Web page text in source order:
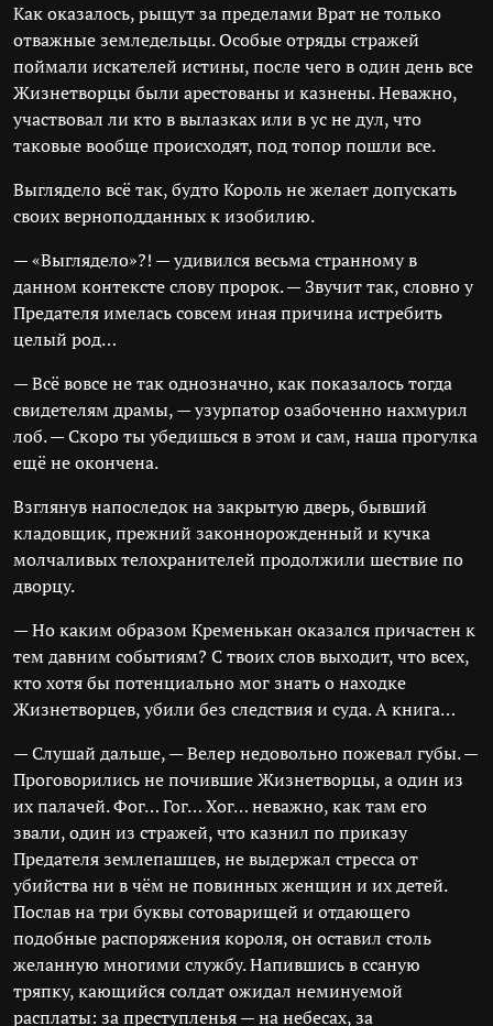
Как оказалось, рыщут за пределами Врат не только
отважные земледельцы. Особые отряды стражей
поймали искателей истины, после чего в один день все
Жизнетворцы были арестованы и казнены. Неважно,
участвовал ли кто в вылазках или в ус не дул, что
таковые вообще происходят, под топор пошли все.
Выглядело всё так, будто Король не желает допускать
своих верноподданных к изобилию.
— «Выглядело»?! — удивился весьма странному в
данном контексте слову пророк. — Звучит так, словно у
Предателя имелась совсем иная причина истребить
целый род…
— Всё вовсе не так однозначно, как показалось тогда
свидетелям драмы, — узурпатор озабоченно нахмурил
лоб. — Скоро ты убедишься в этом и сам, наша прогулка
ещё не окончена.
Взглянув напоследок на закрытую дверь, бывший
кладовщик, прежний законнорожденный и кучка
молчаливых телохранителей продолжили шествие по
дворцу.
— Но каким образом Кременькан оказался причастен к
тем давним событиям? С твоих слов выходит, что всех,
кто хотя бы потенциально мог знать о находке
Жизнетворцев, убили без следствия и суда. А книга…
— Слушай дальше, — Велер недовольно пожевал губы. —
Проговорились не почившие Жизнетворцы, а один из
их палачей. Фог… Гог… Хог… неважно, как там его
звали, один из стражей, что казнил по приказу
Предателя землепашцев, не выдержал стресса от
убийства ни в чём не повинных женщин и их детей.
Послав на три буквы сотоварищей и отдающего
подобные распоряжения короля, он оставил столь
желанную многими службу. Напившись в ссаную
тряпку, кающийся солдат ожидал неминуемой
расплаты: за преступленья — на небесах, за